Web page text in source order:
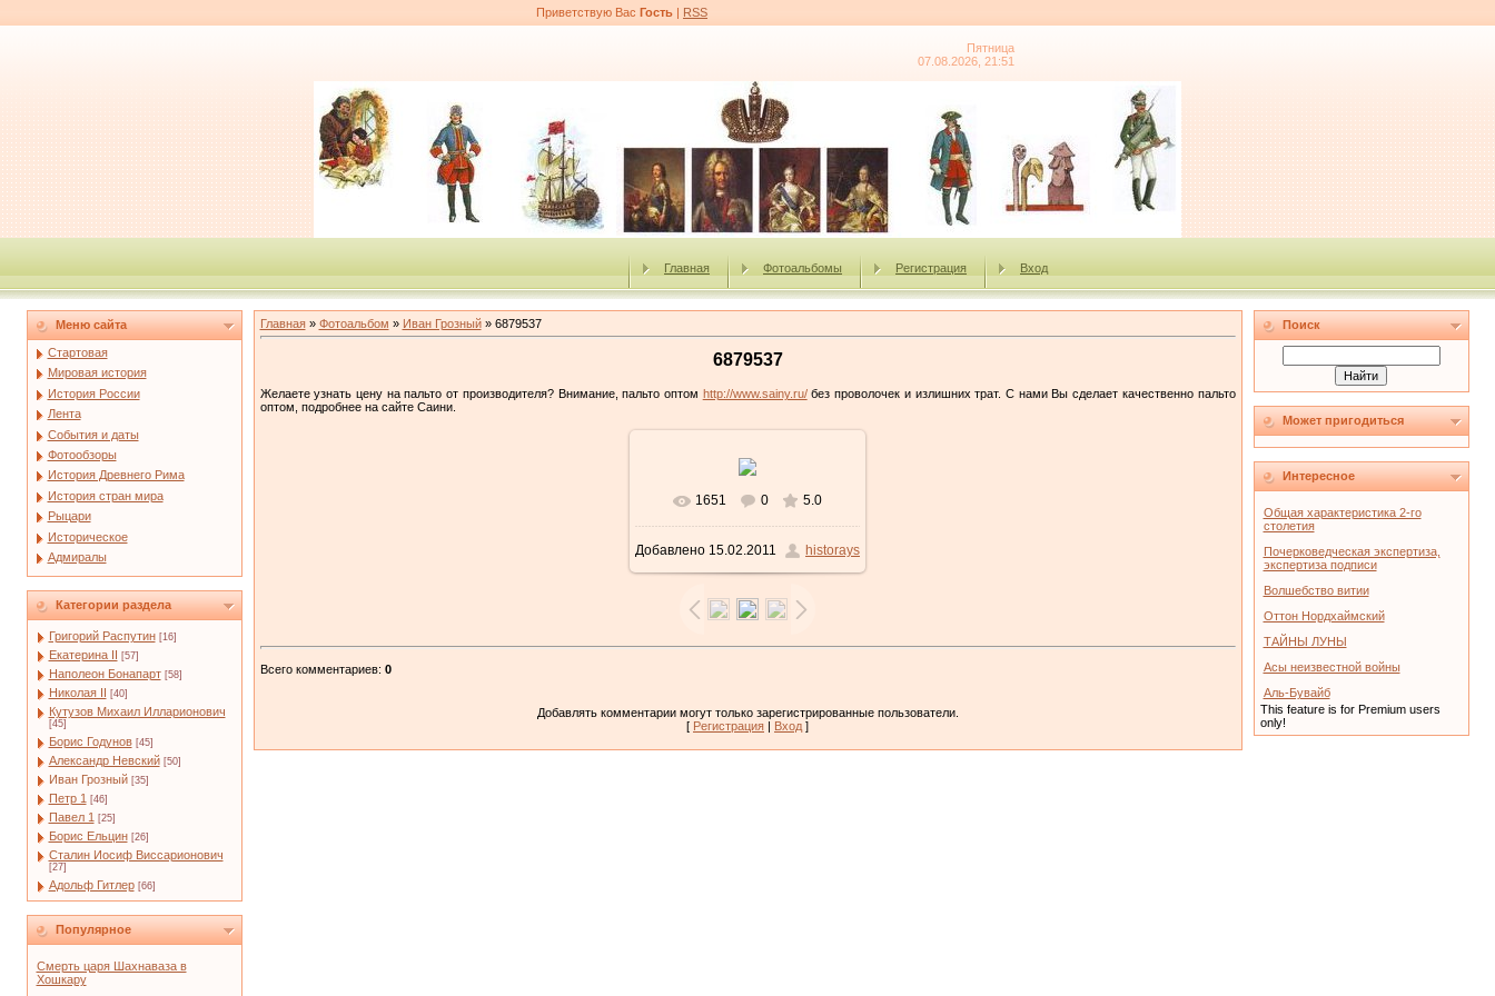
Приветствую Вас Гость | RSS
Пятница
07.08.2026, 21:51
Главная Фотоальбомы Регистрация Вход
Меню сайта
Стартовая
Мировая история
История России
Лента
События и даты
Фотообзоры
История Древнего Рима
История стран мира
Рыцари
Историческое
Адмиралы
Категории раздела
Григорий Распутин [16]
Екатерина II [57]
Наполеон Бонапарт [58]
Николая II [40]
Кутузов Михаил Илларионович
[45]
Борис Годунов [45]
Александр Невский [50]
Иван Грозный [35]
Петр 1 [46]
Павел 1 [25]
Борис Ельцин [26]
Сталин Иосиф Виссарионович
[27]
Адольф Гитлер [66]
Популярное
Смерть царя Шахнаваза в
Хошкару
Главная» Фотоальбом » Иван Грозный» 6879537
6879537
Желаете узнать цену на пальто от производителя? Внимание, пальто оптом http://www.sainy.ru/без проволочек и излишних трат. С нами Вы сделает качественно пальто
оптом, подробнее на сайте Саини.
1651 0 5.0
Добавлено 15.02.2011 historays
Всего комментариев: 0
Добавлять комментарии могут только зарегистрированные пользователи.
[ Регистрация | Вход ]
Поиск
Может пригодиться
Интересное
Общая характеристика 2-го
столетия
Почерковедческая экспертиза,
экспертиза подписи
Волшебство витии
Оттон Нордхаймский
ТАЙНЫ ЛУНЫ
Асы неизвестной войны
Аль-Бувайб
This feature is for Premium users
only!